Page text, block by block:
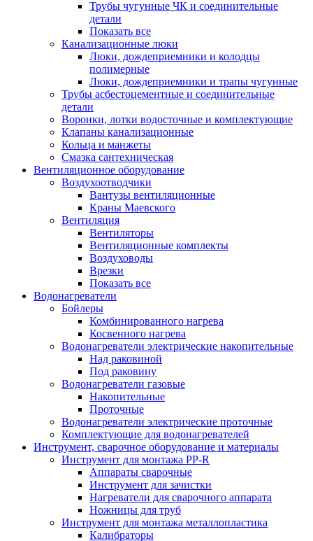
Трубы чугунные ЧК и соединительные
детали
Показать все
Канализационные люки
Люки, дождеприемники и колодцы
полимерные
Люки, дождеприемники и трапы чугунные
Трубы асбестоцементные и соединительные
детали
Воронки, лотки водосточные и комплектующие
Клапаны канализационные
Кольца и манжеты
Смазка сантехническая
Вентиляционное оборудование
Воздухоотводчики
Вантузы вентиляционные
Краны Маевского
Вентиляция
Вентиляторы
Вентиляционные комплекты
Воздуховоды
Врезки
Показать все
Водонагреватели
Бойлеры
Комбинированного нагрева
Косвенного нагрева
Водонагреватели электрические накопительные
Над раковиной
Под раковину
Водонагреватели газовые
Накопительные
Проточные
Водонагреватели электрические проточные
Комплектующие для водонагревателей
Инструмент, сварочное оборудование и материалы
Инструмент для монтажа PP-R
Аппараты сварочные
Инструмент для зачистки
Нагреватели для сварочного аппарата
Ножницы для труб
Инструмент для монтажа металлопластика
Калибраторы